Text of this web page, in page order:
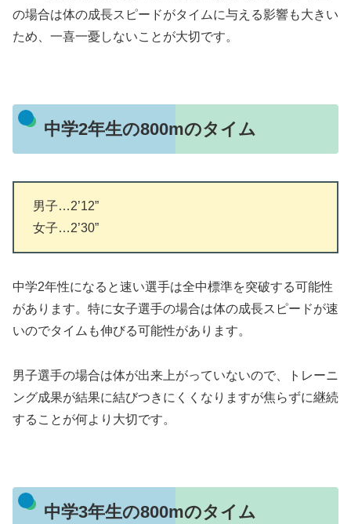
の場合は体の成長スピードがタイムに与える影響も大きい
ため、一喜一憂しないことが大切です。
中学2年生の800mのタイム
男子…2’12”
女子…2’30”
中学2年性になると速い選手は全中標準を突破する可能性
があります。特に女子選手の場合は体の成長スピードが速
いのでタイムも伸びる可能性があります。
男子選手の場合は体が出来上がっていないので、トレーニ
ング成果が結果に結びつきにくくなりますが焦らずに継続
することが何より大切です。
中学3年生の800mのタイム